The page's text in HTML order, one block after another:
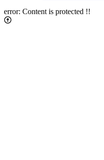
error: Content is protected !!